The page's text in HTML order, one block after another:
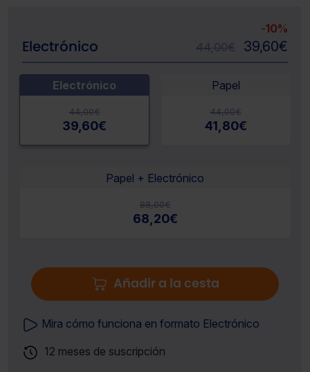
Electrónico
-10%
44,00€ 39,60€
Electrónico
44,00€
39,60€
Papel
44,00€
41,80€
Papel + Electrónico
88,00€
68,20€
Añadir a la cesta
Mira cómo funciona en formato Electrónico
12 meses de suscripción